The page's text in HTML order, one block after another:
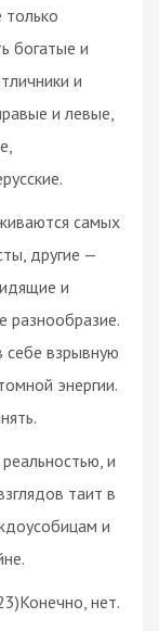
только
богатые и
и
и левые,
самых
другие —
и
разнообразие.
взрывную
энергии.
и
таит в
и
нет.